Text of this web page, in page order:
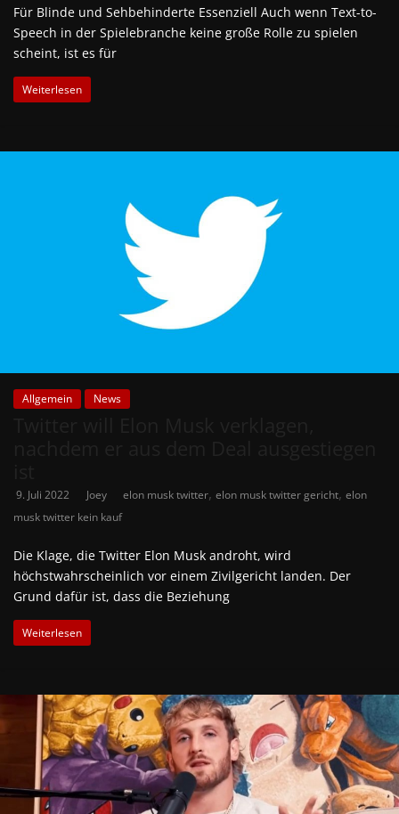
Für Blinde und Sehbehinderte Essenziell Auch wenn Text-to-
Speech in der Spielebranche keine große Rolle zu spielen
scheint, ist es für
Weiterlesen
Allgemein News
9. Juli 2022 Joey elon musk twitter, elon musk twitter gericht, elon
musk twitter kein kauf
Die Klage, die Twitter Elon Musk androht, wird
höchstwahrscheinlich vor einem Zivilgericht landen. Der
Grund dafür ist, dass die Beziehung
Weiterlesen